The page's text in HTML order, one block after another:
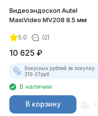
Видеоэндоскоп Autel
MaxiVideo MV208 8.5 мм
5.0 (2)
10 625 ₽
Бонусных рублей за покупку:
319.07руб.
В наличии
В корзину